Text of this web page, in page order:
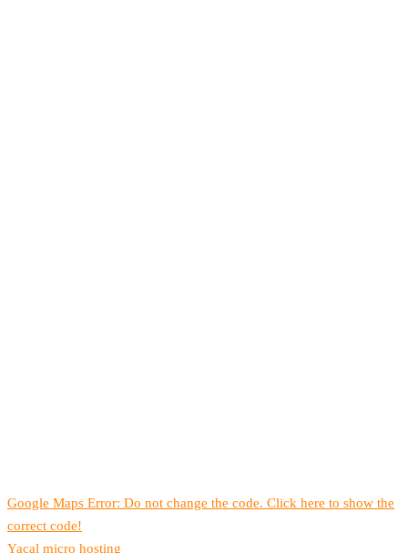
Google Maps Error: Do not change the code. Click here to show the
correct code!
Yacal micro hosting